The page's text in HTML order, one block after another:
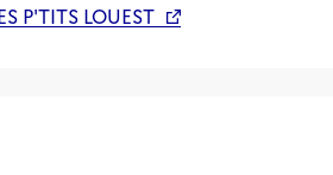
P'TITS LOUEST